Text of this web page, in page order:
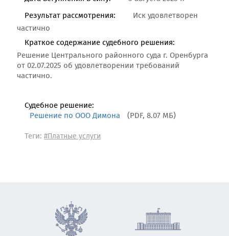
Результат рассмотрения:
Иск удовлетворен
частично
Краткое содержание судебного решения:
Решение Центрального районного суда г. Оренбурга
от 02.07.2025 об удовлетворении требований
частично.
Судебное решение:
Решение по ООО Димона (PDF, 8.07 МБ)
Теги: #Платные услуги